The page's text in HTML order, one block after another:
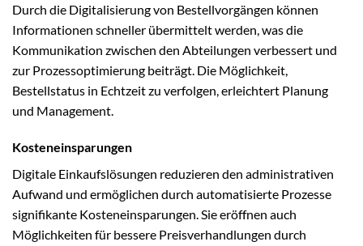
Durch die Digitalisierung von Bestellvorgängen können
Informationen schneller übermittelt werden, was die
Kommunikation zwischen den Abteilungen verbessert und
zur Prozessoptimierung beiträgt. Die Möglichkeit,
Bestellstatus in Echtzeit zu verfolgen, erleichtert Planung
und Management.
Kosteneinsparungen
Digitale Einkaufslösungen reduzieren den administrativen
Aufwand und ermöglichen durch automatisierte Prozesse
signifikante Kosteneinsparungen. Sie eröffnen auch
Möglichkeiten für bessere Preisverhandlungen durch